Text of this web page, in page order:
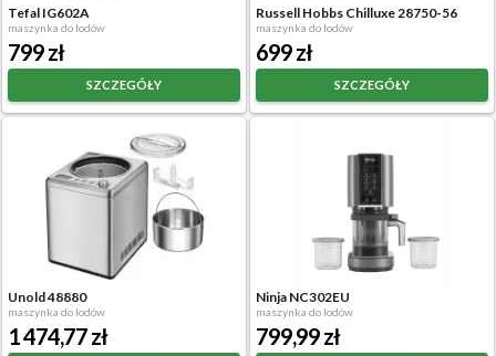
Tefal IG602A
maszynka do lodów
799 zł
SZCZEGÓŁY
Russell Hobbs Chilluxe 28750-56
maszynka do lodów
699 zł
SZCZEGÓŁY
Unold 48880
maszynka do lodów
1 474,77 zł
Ninja NC302EU
maszynka do lodów
799,99 zł